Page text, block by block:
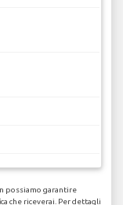
possiamo garantire
che riceverai. Per dettagli